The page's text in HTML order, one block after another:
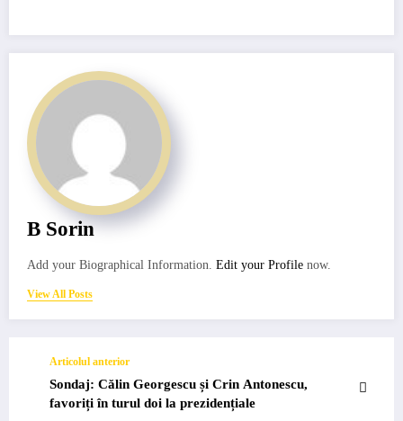
B Sorin
Add your Biographical Information. Edit your Profile now.
View All Posts
Articolul anterior
Sondaj: Călin Georgescu și Crin Antonescu,
favoriți în turul doi la prezidențiale